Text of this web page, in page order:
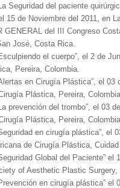
Seguridad del paciente
15 de Noviembre del 2011, en
GENERAL del III Congreso
José, Costa Rica.
el cuerpo”, el 2 de
Pereira, Colombia.
en Cirugía Plástica”, el
Plástica, Pereira, Colombia.
prevención del trombo”, el 03
Plástica, Pereira, Colombia.
en cirugía plástica”, el
de Cirugía Plástica,
Global del Paciente”
of Aesthetic Plastic
en cirugía plástica”